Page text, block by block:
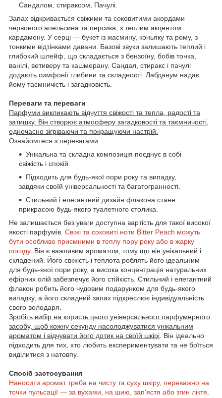
Сандалом, стираксом, Пачулі.
Запах відкривається свіжими та соковитими акордами
червоного апельсина та персика, з теплим акцентом
кардамону. У серці — букет із жасмину, коньяку та рому, з
тонкими відтінками давани. Базові звуки залишають теплий і
глибокий шлейф, що складається з бензоїну, бобів тонка,
ванілі, ветиверу та кашмерану. Сандал, стиракс і пачулі
додають симфонії глибини та складності. Лабданум надає
йому таємничість і загадковість.
Переваги та переваги
Парфуми викликають відчуття свіжості та тепла, радості та
затишку. Він створює атмосферу загадковості та таємничості,
одночасно зігріваючи та покращуючи настрій.
Ознайомтеся з перевагами:
Унікальна та складна композиція поєднує в собі
свіжість і спокій.
Підходить для будь-якої пори року та випадку,
завдяки своїй універсальності та багатогранності.
Стильний і елегантний дизайн флакона стане
прикрасою будь-якого туалетного столика.
Не залишається без уваги доступна вартість для такої високої
якості парфумів. Свіжі та соковиті ноти Bitter Peach можуть
бути особливо приємними в теплу пору року або в жарку
погоду. Він є важливим ароматом, тому що він унікальний і
складений. Його свіжість і теплота роблять його ідеальним
для будь-якої пори року, а висока концентрація натуральних
ефірних олій забезпечує його стійкість. Стильний і елегантний
флакон робить його чудовим подарунком для будь-якого
випадку, а його складний запах підкреслює індивідуальність
свого володаря.
Зробіть вибір на користь цього універсального парфумерного
засобу, щоб кожну секунду насолоджуватися унікальним
ароматом і відчувати його дотик на своїй шкірі . Він ідеально
підходить для тих, хто любить експериментувати та не боїться
виділитися з натовпу.
Спосіб застосування
Наносити аромат треба на чисту та суху шкіру, переважно на
точки пульсації — за вухами, на шию, зап'ястя або згин ліктя